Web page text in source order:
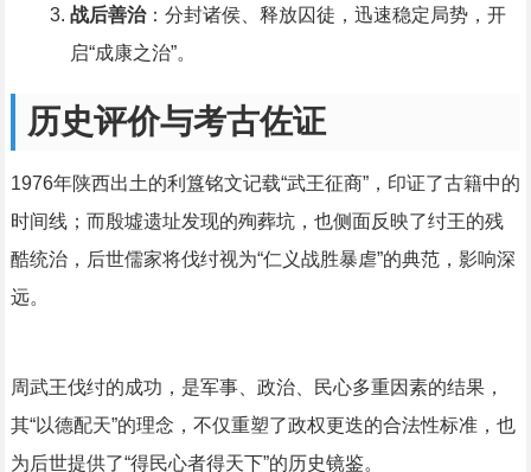
战后善治：分封诸侯、释放囚徒，迅速稳定局势，开
启“成康之治”。
历史评价与考古佐证
1976年陕西出土的利簋铭文记载“武王征商”，印证了古籍中的
时间线；而殷墟遗址发现的殉葬坑，也侧面反映了纣王的残
酷统治，后世儒家将伐纣视为“仁义战胜暴虐”的典范，影响深
远。
周武王伐纣的成功，是军事、政治、民心多重因素的结果，
其“以德配天”的理念，不仅重塑了政权更迭的合法性标准，也
为后世提供了“得民心者得天下”的历史镜鉴。